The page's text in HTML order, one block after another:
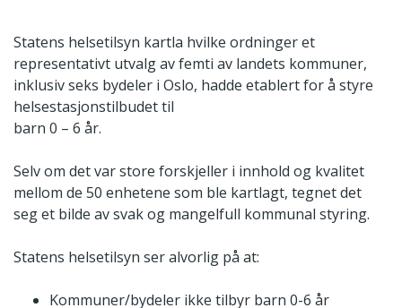
Statens helsetilsyn kartla hvilke ordninger et
representativt utvalg av femti av landets kommuner,
inklusiv seks bydeler i Oslo, hadde etablert for å styre
helsestasjonstilbudet til
barn 0 – 6 år.
Selv om det var store forskjeller i innhold og kvalitet
mellom de 50 enhetene som ble kartlagt, tegnet det
seg et bilde av svak og mangelfull kommunal styring.
Statens helsetilsyn ser alvorlig på at:
Kommuner/bydeler ikke tilbyr barn 0-6 år